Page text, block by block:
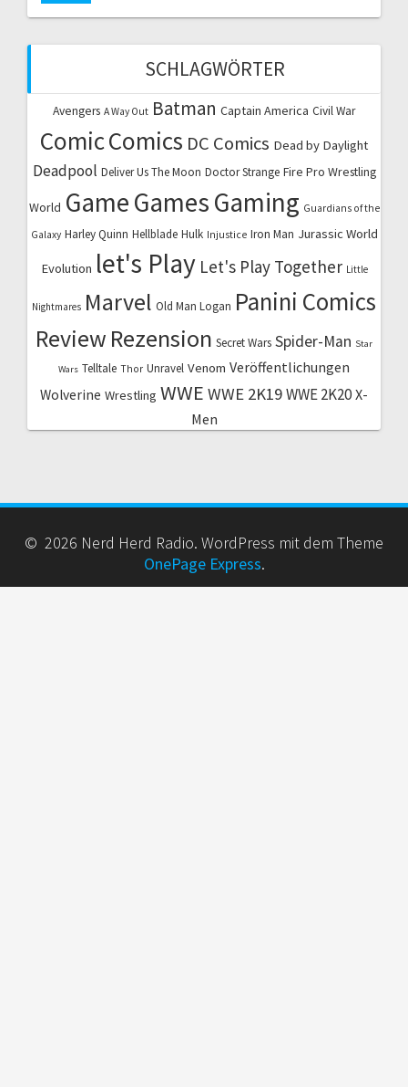
SCHLAGWÖRTER
Avengers A Way Out Batman Captain America Civil War
ComicComics DC Comics Dead by Daylight
Deadpool Deliver Us The Moon Doctor Strange Fire Pro Wrestling
World GameGamesGaming Guardians of the
Galaxy Harley Quinn Hellblade Hulk Injustice Iron Man Jurassic World
Evolution let's Play Let's Play Together Little
Nightmares Marvel Old Man Logan Panini Comics
Review Rezension Secret Wars Spider-Man Star
Wars Telltale Thor Unravel Venom Veröffentlichungen
Wolverine Wrestling WWE WWE 2K19WWE 2K20 X-
Men
© 2026 Nerd Herd Radio. WordPress mit dem Theme
OnePage Express.